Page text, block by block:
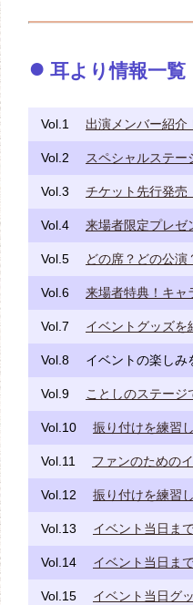
耳より情報一覧
Vol.1 出演メンバー紹介
Vol.2 スペシャルステー
Vol.3 チケット先行発売
Vol.4 来場者限定プレゼ
Vol.5 どの席？どの公演
Vol.6 来場者特典！キャ
Vol.7 イベントグッズを
Vol.8 イベントの楽しみ
Vol.9 ことしのステージ
Vol.10 振り付けを練習
Vol.11 ファンのための
Vol.12 振り付けを練習
Vol.13 イベント当日ま
Vol.14 イベント当日ま
Vol.15 イベント当日グ